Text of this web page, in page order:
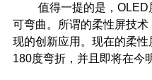
值得一提的是，OLED
可弯曲。所谓的柔性屏技
现的创新应用。现在的柔
180度弯折，并且即将在今